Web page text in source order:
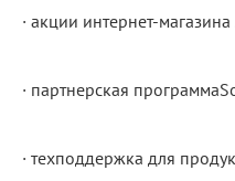
· акции интернет-
· партнерская
· техподдержка для